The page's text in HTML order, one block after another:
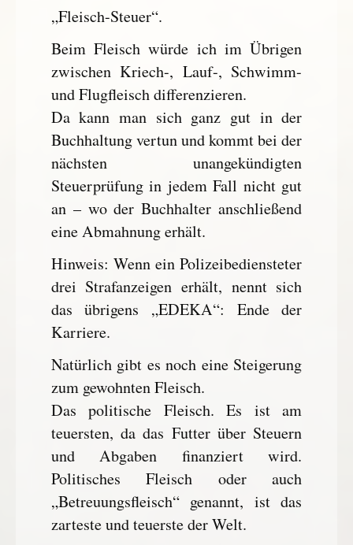
„Fleisch-Steuer“.
Beim Fleisch würde ich im Übrigen
zwischen Kriech-, Lauf-, Schwimm-
und Flugfleisch differenzieren.
Da kann man sich ganz gut in der
Buchhaltung vertun und kommt bei der
nächsten unangekündigten
Steuerprüfung in jedem Fall nicht gut
an – wo der Buchhalter anschließend
eine Abmahnung erhält.
Hinweis: Wenn ein Polizeibediensteter
drei Strafanzeigen erhält, nennt sich
das übrigens „EDEKA“: Ende der
Karriere.
Natürlich gibt es noch eine Steigerung
zum gewohnten Fleisch.
Das politische Fleisch. Es ist am
teuersten, da das Futter über Steuern
und Abgaben finanziert wird.
Politisches Fleisch oder auch
„Betreuungsfleisch“ genannt, ist das
zarteste und teuerste der Welt.